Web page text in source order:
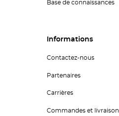
Base de connaissances
Informations
Contactez-nous
Partenaires
Carrières
Commandes et livraison